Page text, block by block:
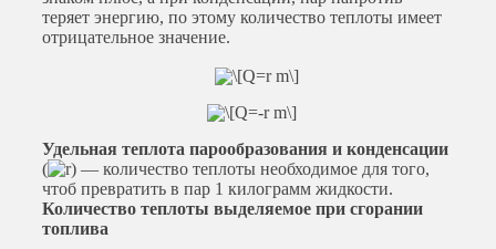
теряет энергию, по этому количество теплоты имеет
отрицательное значение.
Удельная теплота парообразования и конденсации
(
) — количество теплоты необходимое для того,
чтоб превратить в пар 1 килограмм жидкости.
Количество теплоты выделяемое при сгорании
топлива